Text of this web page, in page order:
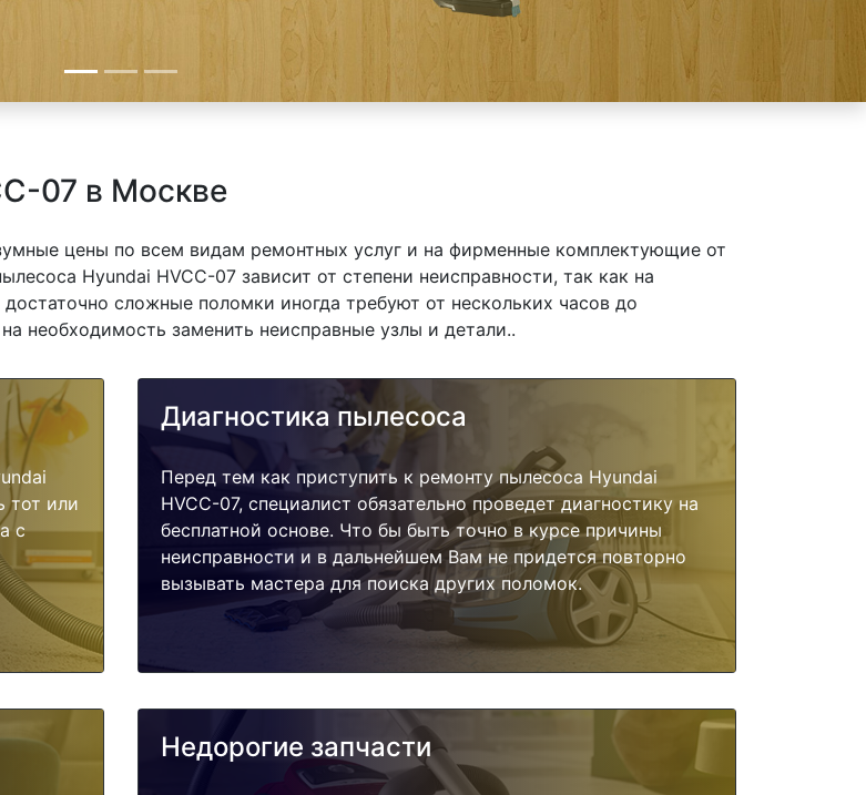
07 в Москве
цены по всем видам ремонтных услуг и на фирменные комплектующие от
Hyundai HVCC-07 зависит от степени неисправности, так как на
сложные поломки иногда требуют от нескольких часов до
необходимость заменить неисправные узлы и детали..
тот или
с
Диагностика пылесоса
Перед тем как приступить к ремонту пылесоса Hyundai
HVCC-07, специалист обязательно проведет диагностику на
бесплатной основе. Что бы быть точно в курсе причины
неисправности и в дальнейшем Вам не придется повторно
вызывать мастера для поиска других поломок.
Недорогие запчасти